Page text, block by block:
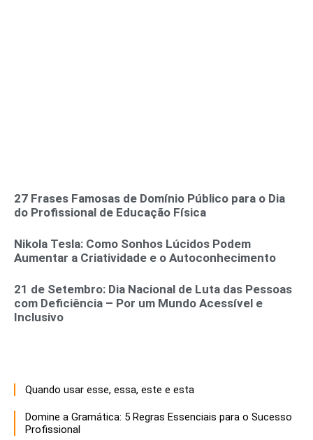
27 Frases Famosas de Domínio Público para o Dia
do Profissional de Educação Física
Nikola Tesla: Como Sonhos Lúcidos Podem
Aumentar a Criatividade e o Autoconhecimento
21 de Setembro: Dia Nacional de Luta das Pessoas
com Deficiência – Por um Mundo Acessível e
Inclusivo
Quando usar esse, essa, este e esta
Domine a Gramática: 5 Regras Essenciais para o Sucesso
Profissional